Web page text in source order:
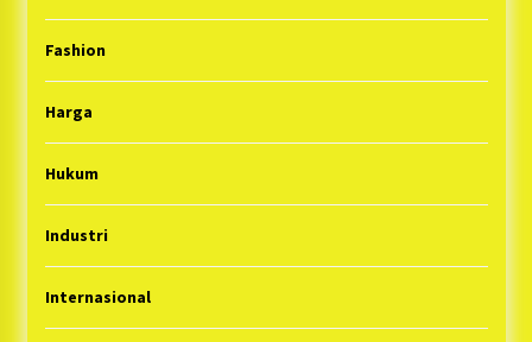
Fashion
Harga
Hukum
Industri
Internasional